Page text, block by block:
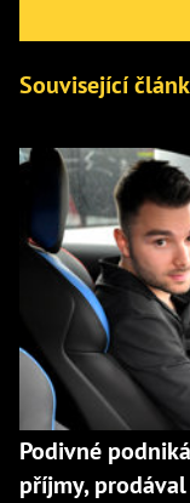
Související
Podivné
příjmy,